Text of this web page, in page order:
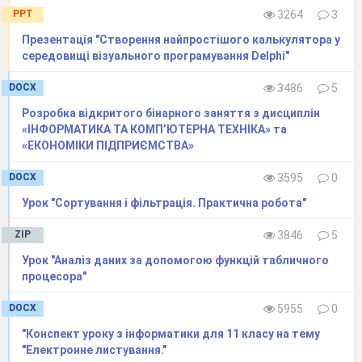
Непотрібні лінії вилучаються мініатюрною гумкою, яка
вмикається за допомогою однойменної кнопки.
Створення таблиць за допомогою команди
Таблица — Добавить таблицу
вікно “
даються кількість
ширина колонки таблиці. Спочатку шири на всіх колонок
однакова, так що таблиця займає все по ле набору
(“Авто”). Можна вибрати також готовий варіант таблиці
спеціального списку, що містить таблиці-зразки. Зразки
викликаються на екран за допо
могою кнопки
“Автоформат”.
таблиці або
таблиці
видалення
однієї або
PPT 3264
3
Презентація "Створення найпростішого калькулятора у
середовищі візуального програмування Delphi"
DOCX 3486
5
Розробка відкритого бінарного заняття з дисциплін
«ІНФОРМАТИКА ТА КОМП’ЮТЕРНА ТЕХНІКА» та
«ЕКОНОМІКИ ПІДПРИЄМСТВА»
DOCX 3595
0
Урок "Сортування і фільтрація. Практична робота"
ZIP 3846
5
Урок "Аналіз даних за допомогою функцій табличного
процесора"
DOCX 5955
0
"Конспект уроку з інформатики для 11 класу на тему
"Електронне листування."